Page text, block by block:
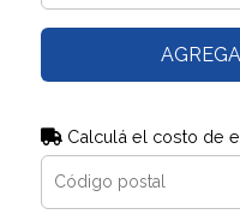
Calculá el costo de